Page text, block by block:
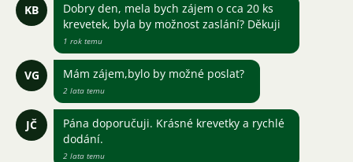
KB
Dobry den, mela bych zájem o cca 20 ks
krevetek, byla by možnost zaslání? Děkuji
1 rok temu
VG Mám zájem,bylo by možné poslat?
2 lata temu
JČ
Pána doporučuji. Krásné krevetky a rychlé
dodání.
2 lata temu